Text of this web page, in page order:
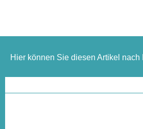
Hier können Sie diesen Artikel